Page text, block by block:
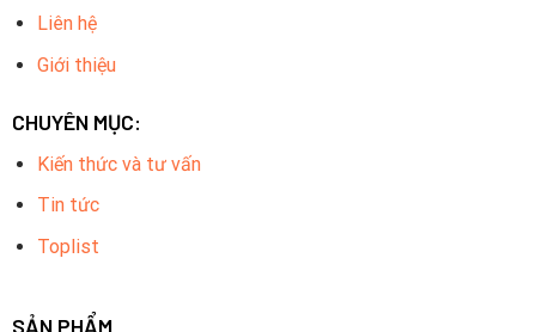
Liên hệ
Giới thiệu
CHUYÊN MỤC:
Kiến thức và tư vấn
Tin tức
Toplist
SẢN PHẨM